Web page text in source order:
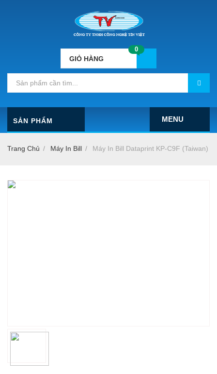
GIỎ HÀNG
0
MENU
SẢN PHẨM
Trang Chủ Máy In Bill Máy In Bill Dataprint KP-C9F (Taiwan)